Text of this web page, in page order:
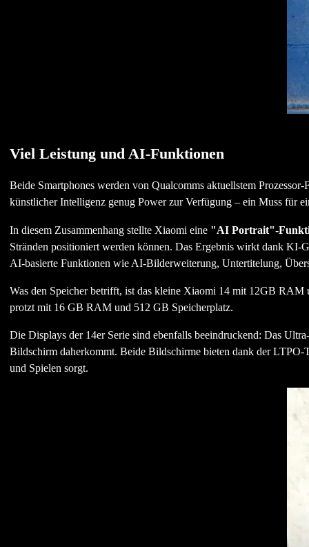
Viel Leistung und AI-Funktionen
Beide Smartphones werden von Qualcomms aktuellstem
künstlicher Intelligenz genug Power zur Verfügung – ein Muss für
In diesem Zusammenhang stellte Xiaomi eine "AI Portrait"-
Stränden positioniert werden können. Das Ergebnis wirkt dank KI-
AI-basierte Funktionen wie AI-Bilderweiterung, Untertitelung,
Was den Speicher betrifft, ist das kleine Xiaomi 14 mit 12GB
protzt mit 16 GB RAM und 512 GB Speicherplatz.
Die Displays der 14er Serie sind ebenfalls beeindruckend: Das
Bildschirm daherkommt. Beide Bildschirme bieten dank der
und Spielen sorgt.